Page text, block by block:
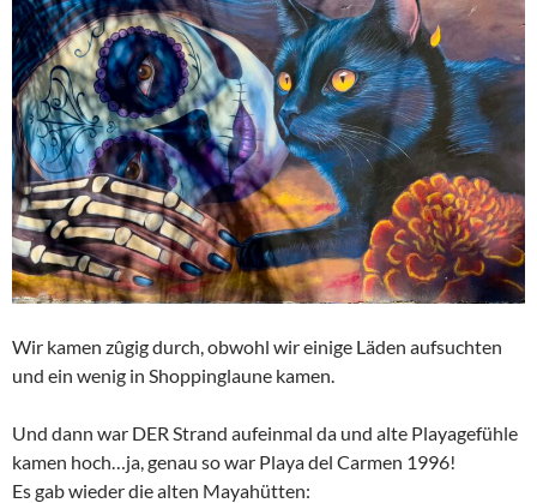
Wir kamen zûgig durch, obwohl wir einige Läden aufsuchten
und ein wenig in Shoppinglaune kamen.
Und dann war DER Strand aufeinmal da und alte Playagefühle
kamen hoch…ja, genau so war Playa del Carmen 1996!
Es gab wieder die alten Mayahütten: